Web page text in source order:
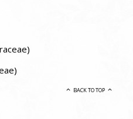
BACK TO TOP